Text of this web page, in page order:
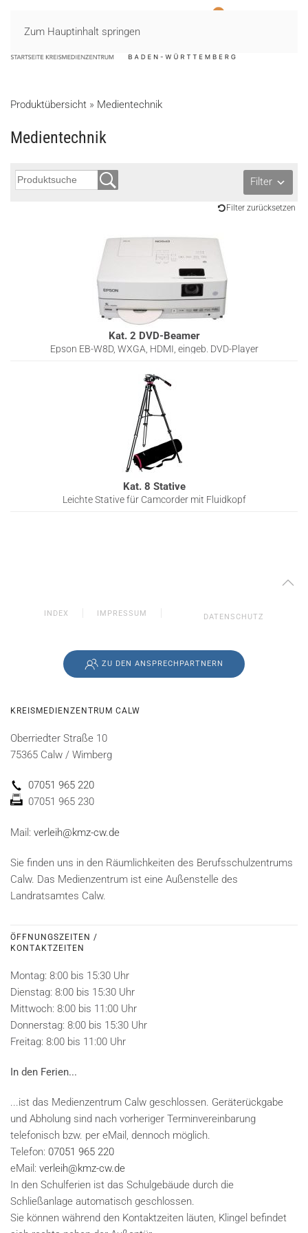
Zum Hauptinhalt springen
Produktübersicht » Medientechnik
Medientechnik
Filter
Filter zurücksetzen
Kat. 2 DVD-Beamer
Epson EB-W8D, WXGA, HDMI, eingeb. DVD-Player
Kat. 8 Stative
Leichte Stative für Camcorder mit Fluidkopf
INDEX IMPRESSUM DATENSCHUTZ
ZU DEN ANSPRECHPARTNERN
KREISMEDIENZENTRUM CALW
Oberriedter Straße 10
75365 Calw / Wimberg
07051 965 220
07051 965 230
Mail: verleih@kmz-cw.de
Sie finden uns in den Räumlichkeiten des Berufsschulzentrums
Calw. Das Medienzentrum ist eine Außenstelle des
Landratsamtes Calw.
ÖFFNUNGSZEITEN /
KONTAKTZEITEN
Montag: 8:00 bis 15:30 Uhr
Dienstag: 8:00 bis 15:30 Uhr
Mittwoch: 8:00 bis 11:00 Uhr
Donnerstag: 8:00 bis 15:30 Uhr
Freitag: 8:00 bis 11:00 Uhr
In den Ferien...
...ist das Medienzentrum Calw geschlossen. Geräterückgabe
und Abholung sind nach vorheriger Terminvereinbarung
telefonisch bzw. per eMail, dennoch möglich.
Telefon: 07051 965 220
eMail: verleih@kmz-cw.de
In den Schulferien ist das Schulgebäude durch die
Schließanlage automatisch geschlossen.
Sie können während den Kontaktzeiten läuten, Klingel befindet